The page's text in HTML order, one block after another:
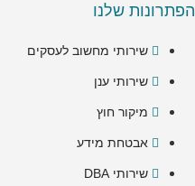
הפתרונות שלנו
שירותי מחשוב לעסקים
שירותי ענן
מיקור חוץ
אבטחת מידע
שירותי DBA